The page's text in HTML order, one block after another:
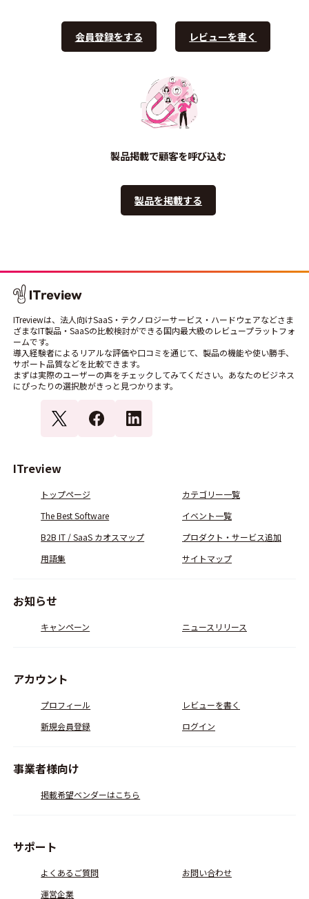
会員登録をする レビューを書く
製品掲載で顧客を呼び込む
製品を掲載する
ITreviewは、法人向けSaaS・テクノロジーサービス・ハードウェアなどさま
ざまなIT製品・SaaSの比較検討ができる国内最大級のレビュープラットフォ
ームです。
導入経験者によるリアルな評価や口コミを通じて、製品の機能や使い勝手、
サポート品質などを比較できます。
まずは実際のユーザーの声をチェックしてみてください。あなたのビジネス
にぴったりの選択肢がきっと見つかります。
ITreview
トップページ
カテゴリー一覧
The Best Software
イベント一覧
B2B IT / SaaS カオスマップ
プロダクト・サービス追加
用語集
サイトマップ
お知らせ
キャンペーン ニュースリリース
アカウント
プロフィール
レビューを書く
新規会員登録
ログイン
事業者様向け
掲載希望ベンダーはこちら
サポート
よくあるご質問
お問い合わせ
運営企業